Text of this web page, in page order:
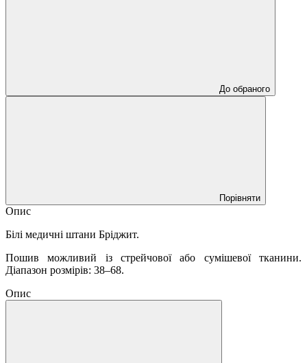
До обраного
Порівняти
Опис
Білі медичні штани Бріджит.
Пошив можливий із стрейчової або сумішевої тканини.
Діапазон розмірів: 38–68.
Опис